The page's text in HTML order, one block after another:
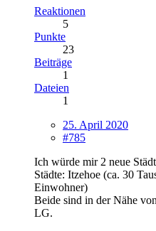
Reaktionen
5
Punkte
23
Beiträge
1
Dateien
1
25. April 2020
#785
Ich würde mir 2 neue
Städte: Itzehoe (ca. 30
Einwohner)
Beide sind in der Nähe
LG.